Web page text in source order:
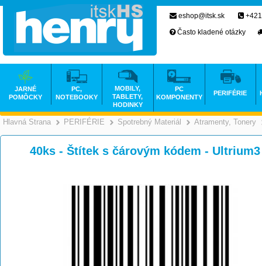
Hlavná Strana >
PERIFÉRIE >
Spotrebný Materiál >
Atramenty, Tonery
40ks - Štítek s čárovým kódem - Ultrium3
eshop@itsk.sk
Často kladené otázky
JARNÉ
POMÔCKY
PC,
NOTEBOOKY
MOBILY,
TABLETY,
HODINKY
PC
KOMPONENTY
PERIFÉRIE